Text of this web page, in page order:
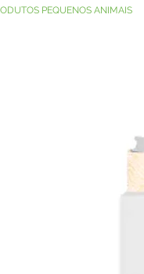
PEQUENOS ANIMAIS